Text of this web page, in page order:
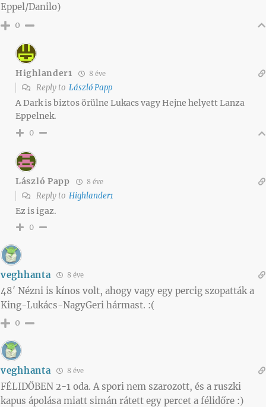
Eppel/Danilo)
0
Highlander1 8 éve
Reply to László Papp
A Dark is biztos örülne Lukacs vagy Hejne helyett Lanza
Eppelnek.
0
László Papp 8 éve
Reply to Highlander1
Ez is igaz.
0
veghhanta 8 éve
48′ Nézni is kínos volt, ahogy vagy egy percig szopatták a
King-Lukács-NagyGeri hármast. :(
0
veghhanta 8 éve
FÉLIDŐBEN 2-1 oda. A spori nem szarozott, és a ruszki
kapus ápolása miatt simán rátett egy percet a félidőre :)